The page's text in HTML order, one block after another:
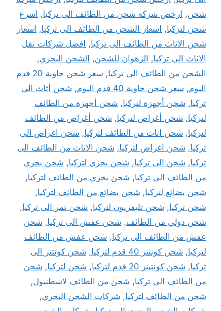
شحن, ارخص شركة شحن من الطائف الى تركيا, اسرع
شحن لتركيا, اسعار الشحن من الطائف الى تركيا, اسعار
شحن الاثاث من الطائف الى تركيا, افضل شركات نقل
الاثاث الى تركيا, الرهوان للشحن, الشحن البحري,
الشحن من الطائف الى تركيا,
سعر شحن حاوية 20 قدم
اليوم, سعر شحن حاوية 40 قدم اليوم , شحن أثاث الى
تركيا, شحن أجهزة لتركيا, شحن أجهزة من الطائف
لتركيا, شحن أغراض لتركيا, شحن أغراض من الطائف
لتركيا, شحن اثاث من الطائف لتركيا, شحن اغراض الى
تركيا, شحن اغراض لتركيا, شحن الاثاث من الطائف الى
تركيا, شحن الى تركيا, شحن بحري لتركيا, شحن بحري
من الطائف الى تركيا, شحن بحري من الطائف لتركيا,
شحن بضائع لتركيا, شحن بضائع من الطائف لتركيا,
شحن تركيا, شحن تليفزيون لتركيا, شحن تمر الى تركيا,
شحن دولي من الطائف, شحن عفش الى تركيا, شحن
عفش من الطائف الى تركيا, شحن عفش من الطائف
لتركيا, شحن كونتنر 40 قدم لتركيا , شحن كونتنر الى
تركيا, شحن كونتينر 20 قدم لتركيا , شحن لتركيا, شحن
من الطائف الى تركيا, شحن من الطائف لاسطنبول,
شحن من الطائف لتركيا, شركات الشحن البحري,